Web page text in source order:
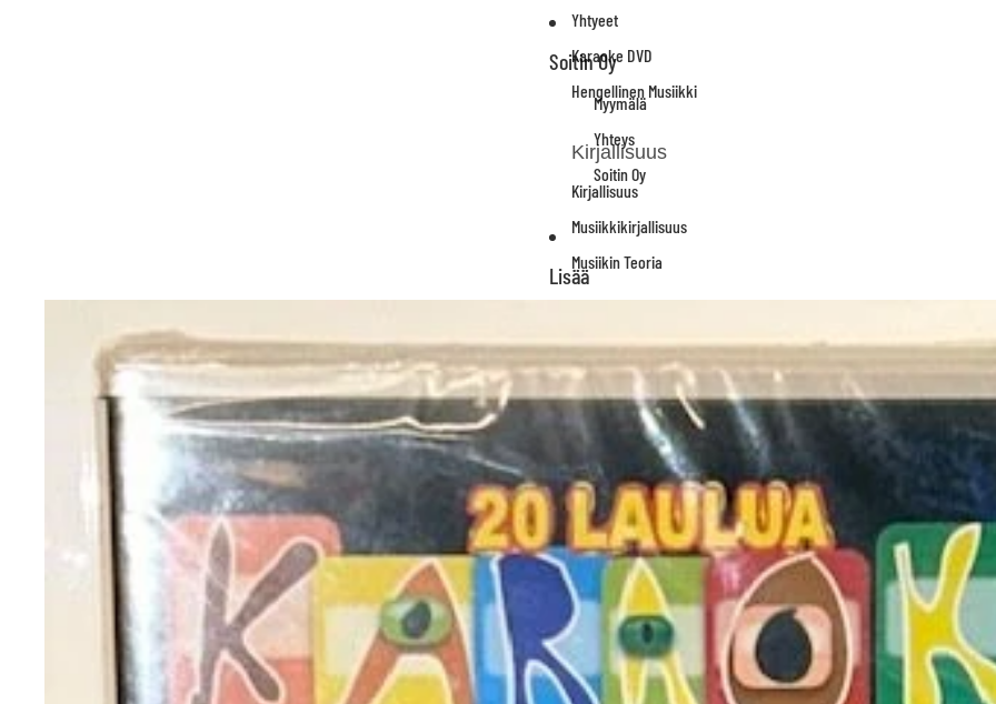
Yhtyeet
Karaoke DVD
Hengellinen Musiikki
Kirjallisuus
Kirjallisuus
Musiikkikirjallisuus
Musiikin Teoria
Soitin Oy
Myymälä
Yhteys
Soitin Oy
Lisää